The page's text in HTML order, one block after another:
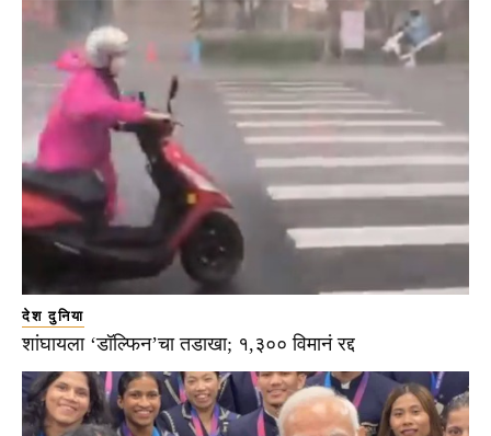
देश दुनिया
शांघायला ‘डॉल्फिन’चा तडाखा; १,३०० विमानं रद्द